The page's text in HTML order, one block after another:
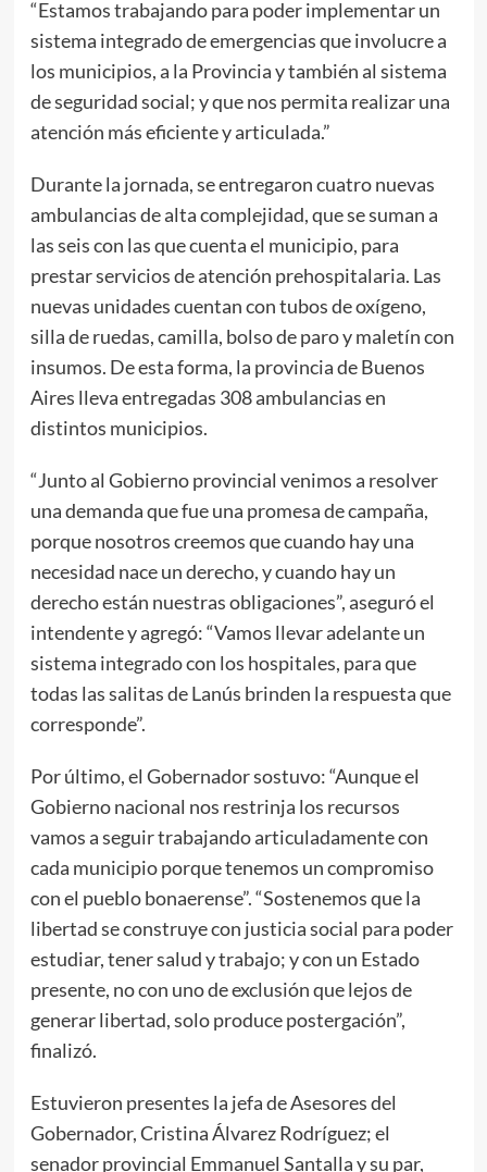
“Estamos trabajando para poder implementar un
sistema integrado de emergencias que involucre a
los municipios, a la Provincia y también al sistema
de seguridad social; y que nos permita realizar una
atención más eficiente y articulada.”
Durante la jornada, se entregaron cuatro nuevas
ambulancias de alta complejidad, que se suman a
las seis con las que cuenta el municipio, para
prestar servicios de atención prehospitalaria. Las
nuevas unidades cuentan con tubos de oxígeno,
silla de ruedas, camilla, bolso de paro y maletín con
insumos. De esta forma, la provincia de Buenos
Aires lleva entregadas 308 ambulancias en
distintos municipios.
“Junto al Gobierno provincial venimos a resolver
una demanda que fue una promesa de campaña,
porque nosotros creemos que cuando hay una
necesidad nace un derecho, y cuando hay un
derecho están nuestras obligaciones”, aseguró el
intendente y agregó: “Vamos llevar adelante un
sistema integrado con los hospitales, para que
todas las salitas de Lanús brinden la respuesta que
corresponde”.
Por último, el Gobernador sostuvo: “Aunque el
Gobierno nacional nos restrinja los recursos
vamos a seguir trabajando articuladamente con
cada municipio porque tenemos un compromiso
con el pueblo bonaerense”. “Sostenemos que la
libertad se construye con justicia social para poder
estudiar, tener salud y trabajo; y con un Estado
presente, no con uno de exclusión que lejos de
generar libertad, solo produce postergación”,
finalizó.
Estuvieron presentes la jefa de Asesores del
Gobernador, Cristina Álvarez Rodríguez; el
senador provincial Emmanuel Santalla y su par,